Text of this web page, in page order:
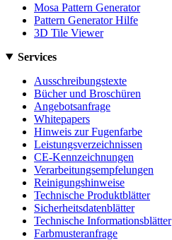
Mosa Pattern Generator
Pattern Generator Hilfe
3D Tile Viewer
Services
Ausschreibungstexte
Bücher und Broschüren
Angebotsanfrage
Whitepapers
Hinweis zur Fugenfarbe
Leistungsverzeichnissen
CE-Kennzeichnungen
Verarbeitungsempfelungen
Reinigungshinweise
Technische Produktblätter
Sicherheitsdatenblätter
Technische Informationsblätter
Farbmusteranfrage